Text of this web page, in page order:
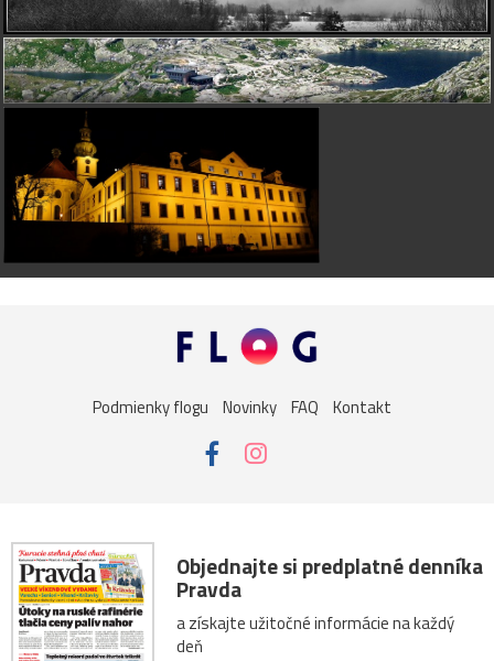
Podmienky flogu Novinky FAQ Kontakt
Objednajte si predplatné denníka
Pravda
a získajte užitočné informácie na každý
deň